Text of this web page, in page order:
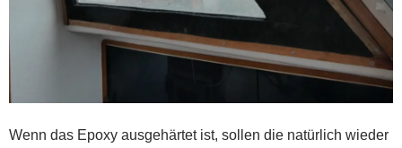
Wenn das Epoxy ausgehärtet ist, sollen die natürlich wieder